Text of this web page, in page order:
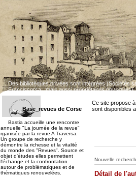
Ce site propose
sont disponibles
Des bibliotèques privées sont intégrées (Sociétés
Franciscorsa...mais aussi propriétaires physiques)
Nouvelle
Détail de
Base_revues de Corse
Bastia accueille une rencontre
annuelle "La journée de la revue"
rganisée par la revue A Traversa.
Un groupe de recherche y
démontre la richesse et la vitalité
du monde des "Revues". Source et
objet d'études elles permettent
l'échange et la confrontation
autour de problématiques et de
thématiques renouvelées.